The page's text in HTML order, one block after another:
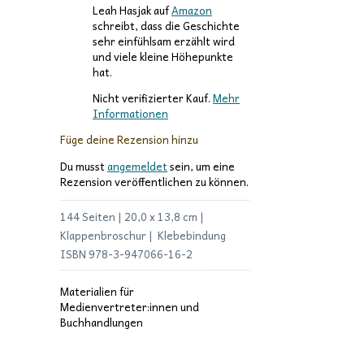
Leah Hasjak aufAmazon
schreibt, dass die Geschichte
sehr einfühlsam erzählt wird
und viele kleine Höhepunkte
hat.
Nicht verifizierter Kauf.Mehr
Informationen
Füge deine Rezension hinzu
Du musstangemeldetsein, um eine
Rezension veröffentlichen zu können.
144 Seiten | 20,0 x 13,8 cm |
Klappenbroschur | Klebebindung
ISBN 978-3-947066-16-2
Materialien für
Medienvertreter:innen und
Buchhandlungen